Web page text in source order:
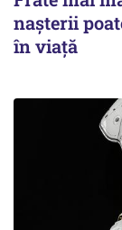
nașterii
în viață